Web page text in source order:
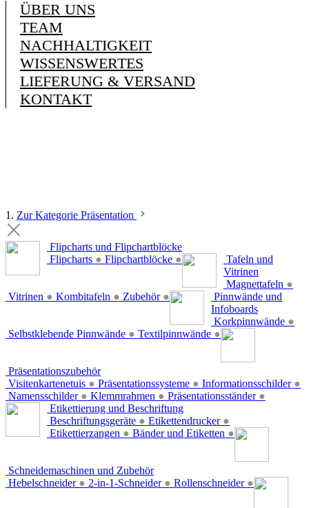
ÜBER UNS
TEAM
NACHHALTIGKEIT
WISSENSWERTES
LIEFERUNG & VERSAND
KONTAKT
1. Zur Kategorie Präsentation
Flipcharts und Flipchartblöcke
Flipcharts ● Flipchartblöcke ●
Tafeln und
Vitrinen
Magnettafeln ●
Vitrinen ● Kombitafeln ● Zubehör ●
Pinnwände und
Infoboards
Korkpinnwände ●
Selbstklebende Pinnwände ● Textilpinnwände ●
Präsentationszubehör
Visitenkartenetuis ● Präsentationssysteme ● Informationsschilder ●
Namensschilder ● Klemmrahmen ● Präsentationsständer ●
Etikettierung und Beschriftung
Beschriftungsgeräte ● Etikettendrucker ●
Etikettierzangen ● Bänder und Etiketten ●
Schneidemaschinen und Zubehör
Hebelschneider ● 2-in-1-Schneider ● Rollenschneider ●